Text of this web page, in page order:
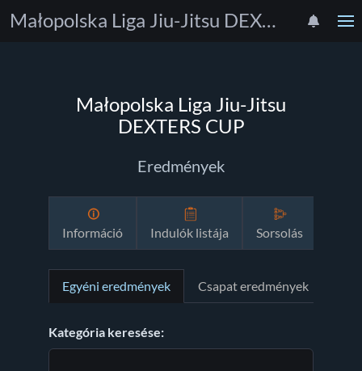
Małopolska Liga Jiu-Jitsu DEXTERS CUP
Małopolska Liga Jiu-Jitsu
DEXTERS CUP
Eredmények
Információ Indulók listája Sorsolás
Egyéni eredmények Csapat eredmények
Kategória keresése: